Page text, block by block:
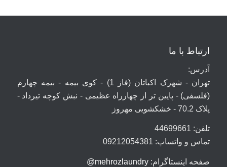
ارتباط با ما
آدرس:
تهران - شهرک اکباتان (فاز 1) - کوی بیمه - بیمه چهارم
(فلسفی) - پایین تر از چهارراه عظیمی - نبش کوچه تیرداد -
پلاک 70.2 - خشکشویی مهروز
تلفن: 44699661
تماس و واتساپ: 09212054381
صفحه اینستاگرام: mehrozlaundry@